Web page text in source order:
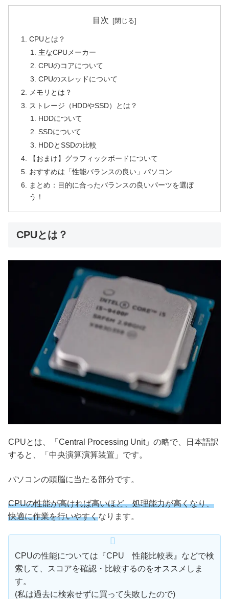
目次
CPUとは？
主なCPUメーカー
CPUのコアについて
CPUのスレッドについて
メモリとは？
ストレージ（HDDやSSD）とは？
HDDについて
SSDについて
HDDとSSDの比較
【おまけ】グラフィックボードについて
おすすめは「性能バランスの良い」パソコン
まとめ：目的に合ったバランスの良いパーツを選ぼ
う！
CPUとは？
CPUとは、「Central Processing Unit」の略で、日本語訳
すると、「中央演算演算装置」です。
パソコンの頭脳に当たる部分です。
CPUの性能が高ければ高いほど、処理能力が高くなり、
快適に作業を行いやすくなります。
CPUの性能については『CPU 性能比較表』などで検
索して、スコアを確認・比較するのをオススメしま
す。
(私は過去に検索せずに買って失敗したので)